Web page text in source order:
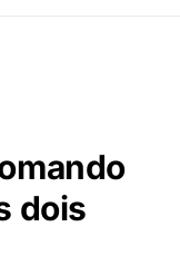
dois